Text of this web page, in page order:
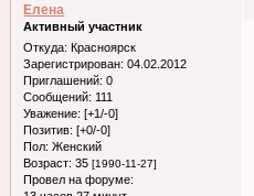
Елена
Активный участник
Откуда: Красноярск
Зарегистрирован: 04.02.2012
Приглашений: 0
Сообщений: 111
Уважение: [+1/-0]
Позитив: [+0/-0]
Пол: Женский
Возраст: 35[1990-11-27]
Провел на форуме: